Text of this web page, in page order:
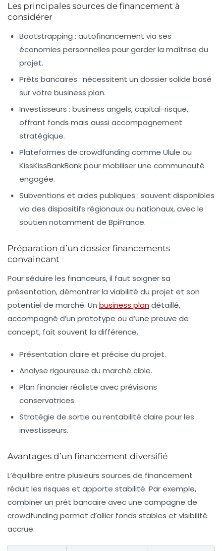
Les principales sources de financement à
considérer
Bootstrapping : autofinancement via ses
économies personnelles pour garder la maîtrise du
projet.
Prêts bancaires : nécessitent un dossier solide basé
sur votre business plan.
Investisseurs : business angels, capital-risque,
offrant fonds mais aussi accompagnement
stratégique.
Plateformes de crowdfunding comme Ulule ou
KissKissBankBank pour mobiliser une communauté
engagée.
Subventions et aides publiques : souvent disponibles
via des dispositifs régionaux ou nationaux, avec le
soutien notamment de BpiFrance.
Préparation d’un dossier financements
convaincant
Pour séduire les financeurs, il faut soigner sa
présentation, démontrer la viabilité du projet et son
potentiel de marché. Un business plandétaillé,
accompagné d’un prototype ou d’une preuve de
concept, fait souvent la différence.
Présentation claire et précise du projet.
Analyse rigoureuse du marché cible.
Plan financier réaliste avec prévisions
conservatrices.
Stratégie de sortie ou rentabilité claire pour les
investisseurs.
Avantages d’un financement diversifié
L’équilibre entre plusieurs sources de financement
réduit les risques et apporte stabilité. Par exemple,
combiner un prêt bancaire avec une campagne de
crowdfunding permet d’allier fonds stables et visibilité
accrue.